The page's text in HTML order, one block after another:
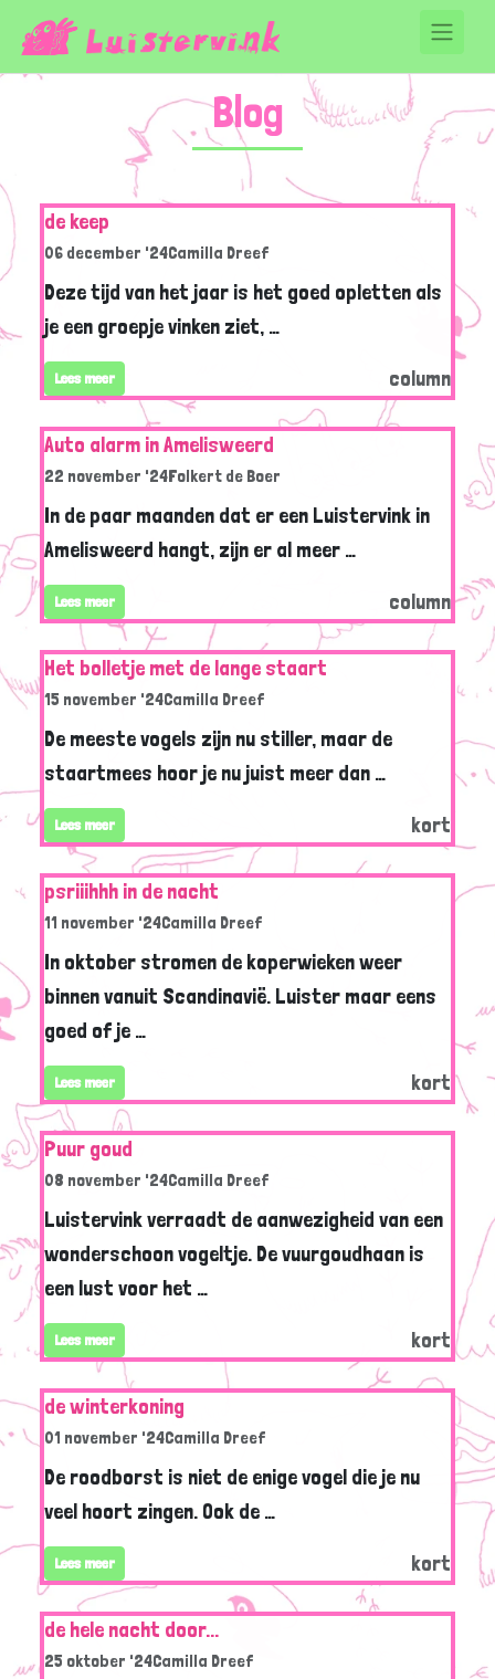
Blog
de keep
06 december '24Camilla Dreef
Deze tijd van het jaar is het goed opletten als
je een groepje vinken ziet, …
Lees meer column
Auto alarm in Amelisweerd
22 november '24Folkert de Boer
In de paar maanden dat er een Luistervink in
Amelisweerd hangt, zijn er al meer …
Lees meer column
Het bolletje met de lange staart
15 november '24Camilla Dreef
De meeste vogels zijn nu stiller, maar de
staartmees hoor je nu juist meer dan …
Lees meer kort
psriiihhh in de nacht
11 november '24Camilla Dreef
In oktober stromen de koperwieken weer
binnen vanuit Scandinavië. Luister maar eens
goed of je …
Lees meer kort
Puur goud
08 november '24Camilla Dreef
Luistervink verraadt de aanwezigheid van een
wonderschoon vogeltje. De vuurgoudhaan is
een lust voor het …
Lees meer kort
de winterkoning
01 november '24Camilla Dreef
De roodborst is niet de enige vogel die je nu
veel hoort zingen. Ook de …
Lees meer kort
de hele nacht door...
25 oktober '24Camilla Dreef